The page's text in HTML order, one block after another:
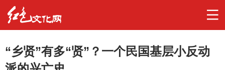
“乡贤”有多“贤”？一个民国基层小反动